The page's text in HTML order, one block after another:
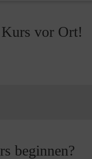
vor Ort!
beginnen?